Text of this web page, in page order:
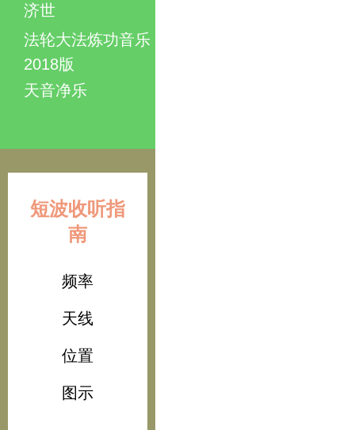
济世
法轮大法炼功音乐
2018版
天音净乐
短波收听指
南
频率
天线
位置
图示